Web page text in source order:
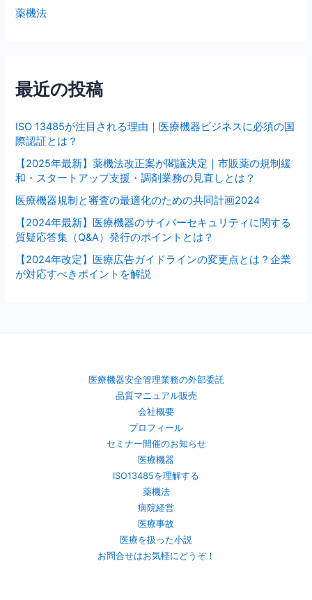
薬機法
最近の投稿
ISO 13485が注目される理由｜医療機器ビジネスに必須の国
際認証とは？
【2025年最新】薬機法改正案が閣議決定｜市販薬の規制緩
和・スタートアップ支援・調剤業務の見直しとは？
医療機器規制と審査の最適化のための共同計画2024
【2024年最新】医療機器のサイバーセキュリティに関する
質疑応答集（Q&A）発行のポイントとは？
【2024年改定】医療広告ガイドラインの変更点とは？企業
が対応すべきポイントを解説
医療機器安全管理業務の外部委託
品質マニュアル販売
会社概要
プロフィール
セミナー開催のお知らせ
医療機器
ISO13485を理解する
薬機法
病院経営
医療事故
医療を扱った小説
お問合せはお気軽にどうぞ！